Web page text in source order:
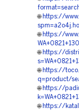
🌐 https://
🌐 https://
🌐 https://
🌐 https://
q=product/
🌐 https://
🌐 https://